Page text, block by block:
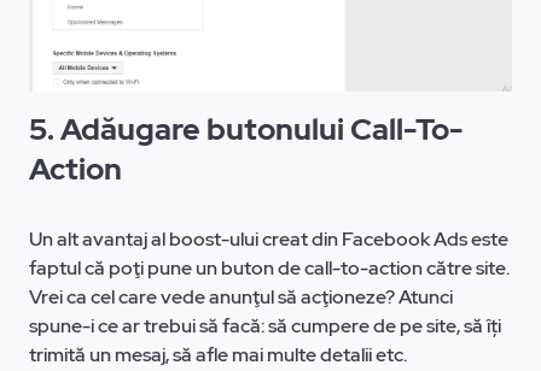
5.Adăugare butonului Call-To-
Action
Un alt avantaj al boost-ului creat din Facebook Ads este
faptul că poţi pune un buton de call-to-action către site.
Vrei ca cel care vede anunţul să acţioneze? Atunci
spune-i ce ar trebui să facă: să cumpere de pe site, să îți
trimită un mesaj, să afle mai multe detalii etc.